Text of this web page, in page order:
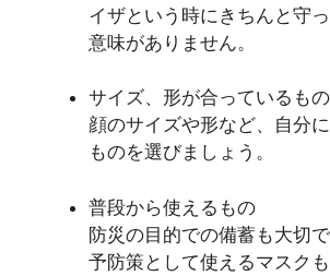
イザという時にきちんと守
意味がありません。
サイズ、形が合っているもの
顔のサイズや形など、自分
ものを選びましょう。
普段から使えるもの
防災の目的での備蓄も大切
予防策として使えるマスクも